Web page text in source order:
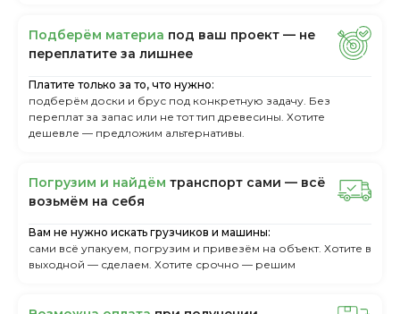
Пoдбepём мaтepиa пoд вaш пpoeкт — нe
пepeплaтитe зa лишнee
Платите только за то, что нужно:
подберём доски и брус под конкретную задачу. Без
переплат за запас или не тот тип древесины. Хотите
дешевле — предложим альтернативы.
Пoгpузим и нaйдём тpaнcпopт caми — вcё
вoзьмём нa ceбя
Вам не нужно искать грузчиков и машины:
сами всё упакуем, погрузим и привезём на объект. Хотите в
выходной — сделаем. Хотите срочно — решим